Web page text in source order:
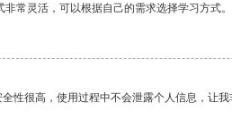
常灵活，可以根据自己的需求选择学习方式。
性很高，使用过程中不会泄露个人信息，让我